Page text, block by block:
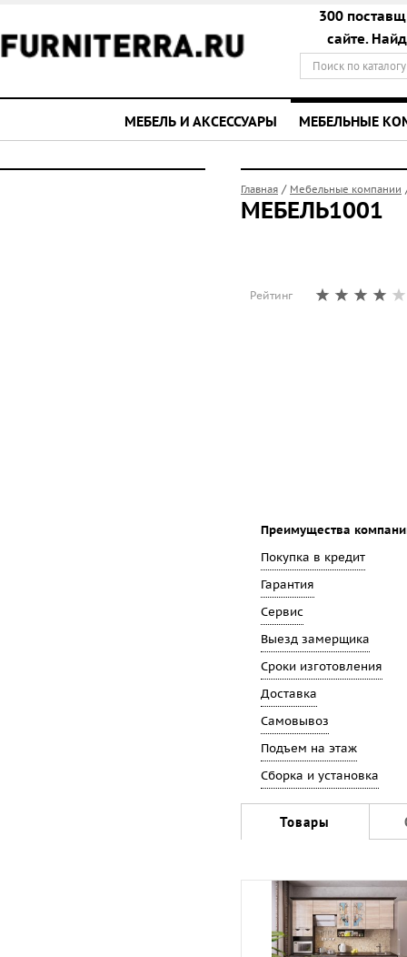
300
сайте.
МЕБЕЛЬ И АКСЕССУАРЫ МЕБЕЛЬНЫЕ
Главная / Мебельные компании
МЕБЕЛЬ1001
Рейтинг
Преимущества
Покупка в кредит
Гарантия
Сервис
Выезд замерщика
Сроки изготовления
Доставка
Самовывоз
Подъем на этаж
Сборка и установка
Товары